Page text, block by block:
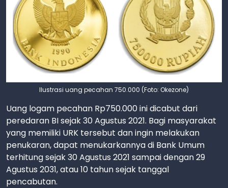
Ilustrasi uang pecahan 750.000 (Foto: Okezone)
Uang logam pecahan Rp750.000 ini dicabut dari
peredaran BI sejak 30 Agustus 2021. Bagi masyarakat
yang memiliki URK tersebut dan ingin melakukan
penukaran, dapat menukarkannya di Bank Umum
terhitung sejak 30 Agustus 2021 sampai dengan 29
Agustus 2031, atau 10 tahun sejak tanggal
pencabutan.